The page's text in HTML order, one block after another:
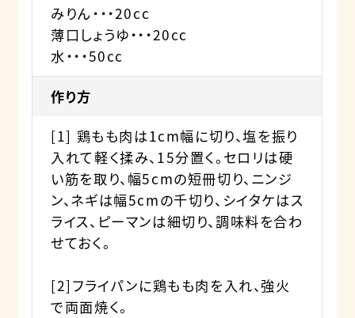
みりん・・・20cc
薄口しょうゆ・・・20cc
水・・・50cc
作り方
[1] 鶏もも肉は1cm幅に切り、塩を振り
入れて軽く揉み、15分置く。セロリは硬
い筋を取り、幅5cmの短冊切り、ニンジ
ン、ネギは幅5cmの千切り、シイタケはス
ライス、ピーマンは細切り、調味料を合わ
せておく。
[2]フライパンに鶏もも肉を入れ、強火
で両面焼く。